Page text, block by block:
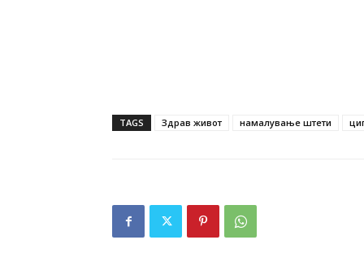
TAGS Здрав живот намалување штети